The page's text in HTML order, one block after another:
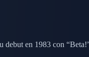
en 1983 con